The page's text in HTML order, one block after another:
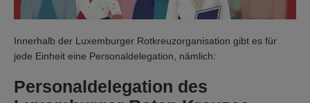
Innerhalb der Luxemburger Rotkreuzorganisation gibt es für
jede Einheit eine Personaldelegation, nämlich:
Personaldelegation des